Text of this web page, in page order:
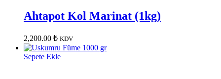
Ahtapot Kol Marinat (1kg)
2,200.00 ₺ KDV
Sepete Ekle